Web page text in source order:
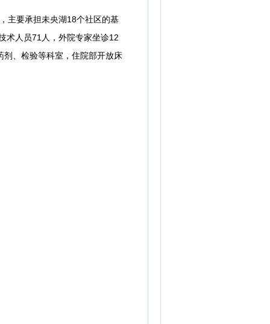
要承担未央湖18个社区的基
术人员71人，外院专家坐诊12
、检验等科室，住院部开放床